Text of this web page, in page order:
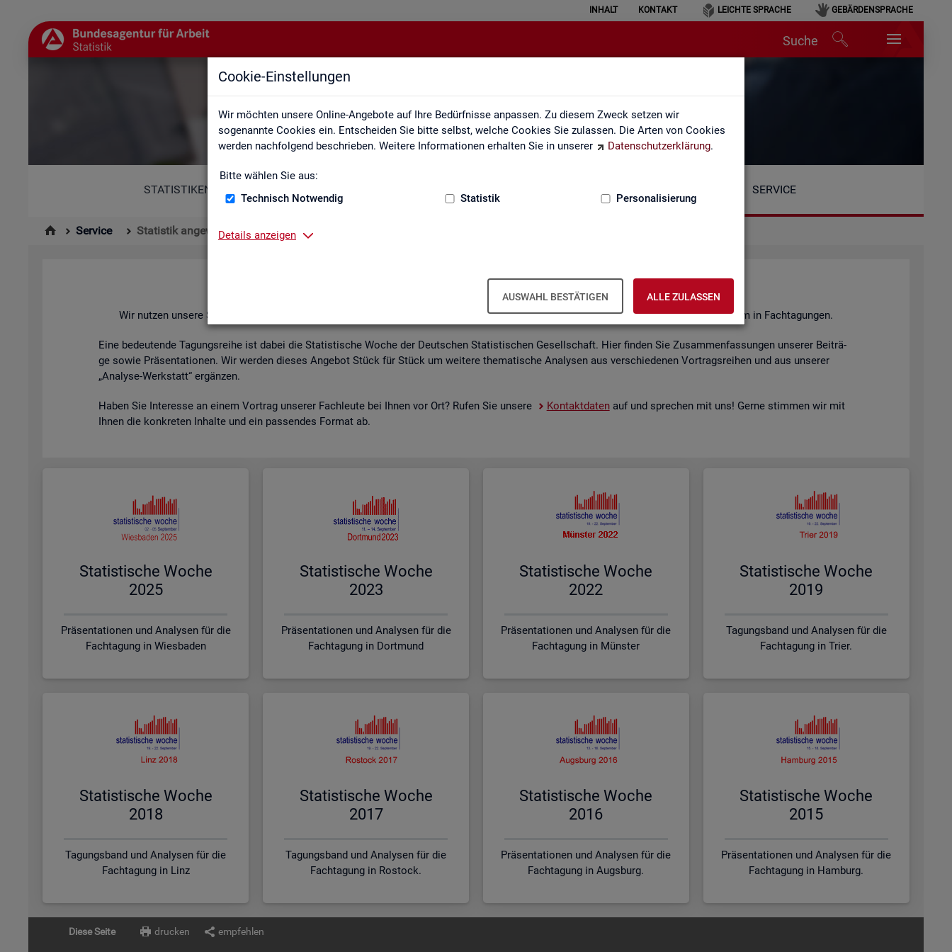
Cookie-Einstellungen
Wir möchten unsere Online-Angebote auf Ihre Bedürfnisse anpassen. Zu diesem Zweck setzen wir
sogenannte Cookies ein. Entscheiden Sie bitte selbst, welche Cookies Sie zulassen. Die Arten von Cookies
werden nachfolgend beschrieben. Weitere Informationen erhalten Sie in unserer
Datenschutzerklärung.
Bitte wählen Sie aus:
Technisch Notwendig
Statistik Personalisierung
Details anzeigen
AUSWAHL BESTÄTIGEN ALLE ZULASSEN
INHALT KONTAKT LEICHTE SPRACHE GEBÄRDENSPRACHE
Suche
Statistik angewendet
STATISTIKEN SERVICE
Service Statistik angewendet
Sta­tis­tik an­ge­wen­det
Wir nut­zen un­se­re Sta­tis­ti­ken zur Ana­ly­se the­men­spe­zi­fi­scher Fra­ge­stel­lun­gen. Die Ana­ly­se­er­geb­nis­se prä­sen­tie­ren wir unter an­de­rem in Fach­ta­gun­gen.
Eine be­deu­ten­de Ta­gungs­rei­he ist dabei die Sta­tis­ti­sche Woche der Deut­schen Sta­tis­ti­schen Ge­sell­schaft. Hier fin­den Sie Zu­sam­men­fas­sun­gen un­se­rer Bei­trä­
ge sowie Prä­sen­ta­tio­nen. Wir wer­den die­ses An­ge­bot Stück für Stück um wei­te­re the­ma­ti­sche Ana­ly­sen aus ver­schie­de­nen Vor­trags­rei­hen und aus un­se­rer
„Ana­ly­se-Werk­statt“ er­gän­zen.
Haben Sie In­ter­es­se an einem Vor­trag un­se­rer Fach­leu­te bei Ihnen vor Ort? Rufen Sie un­se­re Kon­takt­da­tenauf und spre­chen mit uns! Gerne stim­men wir mit
Ihnen die kon­kre­ten In­hal­te und ein pas­sen­des For­mat ab.
Sta­tis­ti­sche Woche
2025
Präsentationen und Analysen für die
Fachtagung in Wiesbaden
Sta­tis­ti­sche Woche
2023
Präsentationen und Analysen für die
Fachtagung in Dortmund
Sta­tis­ti­sche Woche
2022
Präsentationen und Analysen für die
Fachtagung in Münster
Sta­tis­ti­sche Woche
2019
Tagungsband und Analysen für die
Fachtagung in Trier.
Sta­tis­ti­sche Woche
2018
Tagungsband und Analysen für die
Fachtagung in Linz
Sta­tis­ti­sche Woche
2017
Tagungsband und Analysen für die
Fachtagung in Rostock.
Sta­tis­ti­sche Woche
2016
Präsentationen und Analysen für die
Fachtagung in Augsburg.
Sta­tis­ti­sche Woche
2015
Präsentationen und Analysen für die
Fachtagung in Hamburg.
Diese Seite drucken empfehlen